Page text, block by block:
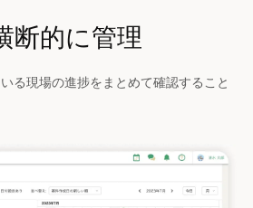
断的に管理
る現場の進捗をまとめて確認すること